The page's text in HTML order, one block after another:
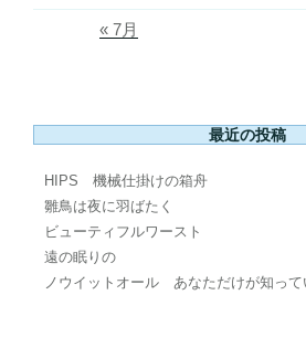
« 7月
最近の投稿
HIPS 機械仕掛けの箱舟
雛鳥は夜に羽ばたく
ビューティフルワースト
遠の眠りの
ノウイットオール あなただけが知って